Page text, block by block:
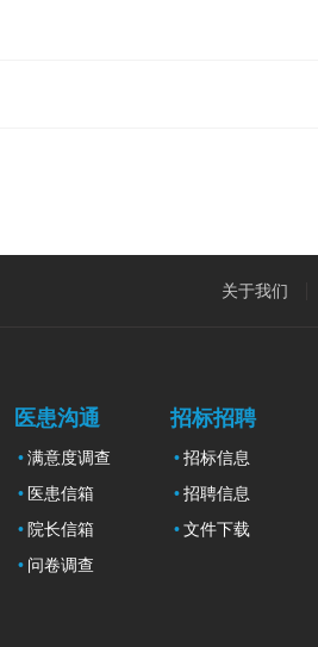
关于我们
医患沟通
满意度调查
医患信箱
院长信箱
问卷调查
招标招聘
招标信息
招聘信息
文件下载